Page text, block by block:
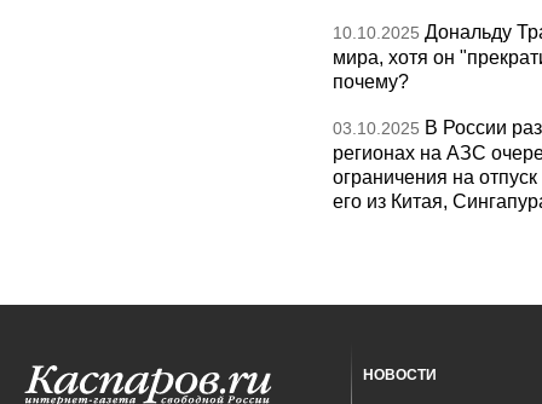
10.10.2025 Дональду
мира, хотя он
почему?
03.10.2025 В России
регионах на АЗС
ограничения на
его из Китая,
НОВОСТИ